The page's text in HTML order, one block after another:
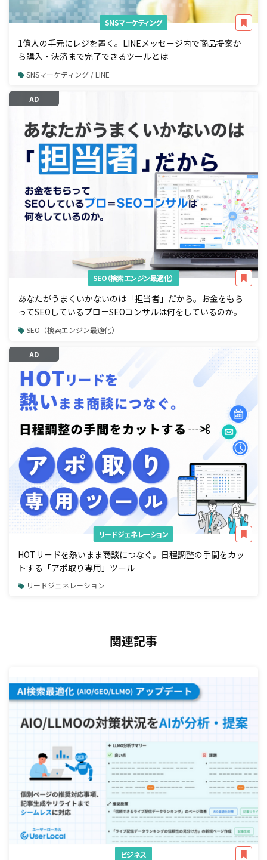
SNSマーケティング
1億人の手元にレジを置く。LINEメッセージ内で商品提案か
ら購入・決済まで完了できるツールとは
SNSマーケティング / LINE
AD
SEO（検索エンジン最適化）
あなたがうまくいかないのは「担当者」だから。お金をもら
ってSEOしているプロ＝SEOコンサルは何をしているのか。
SEO（検索エンジン最適化）
AD
リードジェネレーション
HOTリードを熱いまま商談につなぐ。日程調整の手間をカッ
トする「アポ取り専用」ツール
リードジェネレーション
関連記事
ビジネス